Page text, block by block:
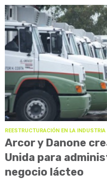
REESTRUCTURACIÓN EN LA INDUSTRIA
Arcor y Danone
Unida para
negocio lácteo